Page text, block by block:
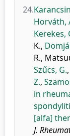
24.
Horváth,
Kerekes,
K.,
R.,
Szűcs, G.,
Z.,
in
[alfa]
J.